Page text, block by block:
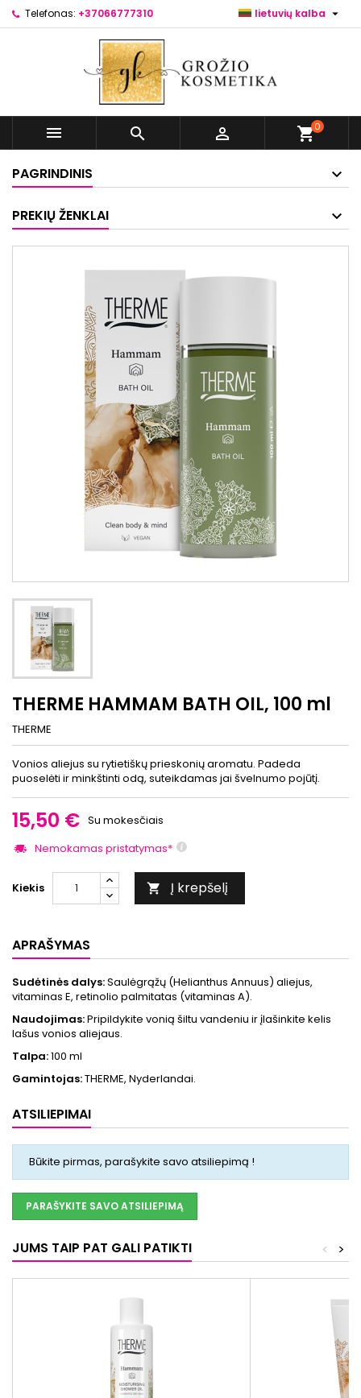
Telefonas: +37066777310 lietuvių kalba 
   shopping_cart0
PAGRINDINIS
PREKIŲ ŽENKLAI
THERME HAMMAM BATH OIL, 100 ml
THERME
Vonios aliejus su rytietiškų prieskonių aromatu. Padeda
puoselėti ir minkštinti odą, suteikdamas jai švelnumo pojūtį.
15,50 € Su mokesčiais
Nemokamas pristatymas*
Kiekis  Į krepšelį
APRAŠYMAS
Sudėtinės dalys:Saulėgrąžų (Helianthus Annuus) aliejus,
vitaminas E, retinolio palmitatas (vitaminas A).
Naudojimas:Pripildykite vonią šiltu vandeniu ir įlašinkite kelis
lašus vonios aliejaus.
Talpa:100 ml
Gamintojas:THERME, Nyderlandai.
ATSILIEPIMAI
Būkite pirmas, parašykite savo atsiliepimą !
PARAŠYKITE SAVO ATSILIEPIMĄ
JUMS TAIP PAT GALI PATIKTI >
<